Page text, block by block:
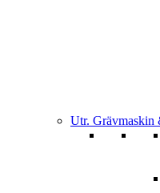
Utr. Grävmaskin